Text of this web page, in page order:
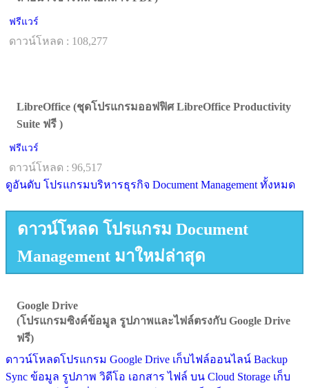
ฟรีแวร์
ดาวน์โหลด : 108,277
LibreOffice (ชุดโปรแกรมออฟฟิศ LibreOffice Productivity
Suite ฟรี )
ฟรีแวร์
ดาวน์โหลด : 96,517
ดูอันดับ โปรแกรมบริหารธุรกิจ Document Management ทั้งหมด
ดาวน์โหลด โปรแกรม Document
Management มาใหม่ล่าสุด
Google Drive
(โปรแกรมซิงค์ข้อมูล รูปภาพและไฟล์ตรงกับ Google Drive
ฟรี)
ดาวน์โหลดโปรแกรม Google Drive เก็บไฟล์ออนไลน์ Backup
Sync ข้อมูล รูปภาพ วิดีโอ เอกสาร ไฟล์ บน Cloud Storage เก็บ